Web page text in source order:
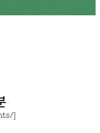
]